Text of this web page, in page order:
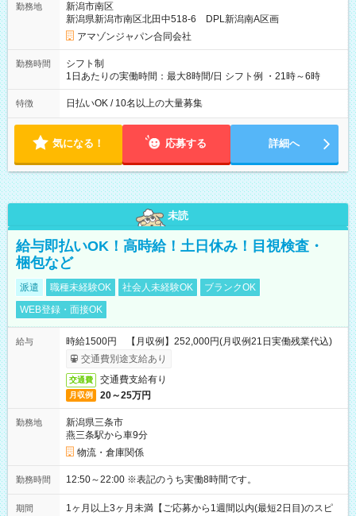
☆Amazon直雇用で安定して働けます！ 【試用期間】試用期間
あり 試用期間の長さ：1週間 雇用形態、給与は本採用時と同じ
です。
勤務地
新潟市南区
新潟県新潟市南区北田中518-6 DPL新潟南A区画
アマゾンジャパン合同会社
勤務時間
シフト制
1日あたりの実働時間：最大8時間/日 シフト例 ・21時～6時
特徴 日払いOK / 10名以上の大量募集
気になる！ 応募する 詳細へ
未読
給与即払いOK！高時給！土日休み！目視検査・
梱包など
派遣 職種未経験OK 社会人未経験OK
ブランクOK
WEB登録・面接OK
給与
時給1500円 【月収例】252,000円(月収例21日実働残業代込)
交通費別途支給あり
交通費 交通費支給有り
月収例 20～25万円
勤務地
新潟県三条市
燕三条駅から車9分
物流・倉庫関係
勤務時間 12:50～22:00 ※表記のうち実働8時間です。
期間
1ヶ月以上3ヶ月未満【ご応募から1週間以内(最短2日目)のスピ